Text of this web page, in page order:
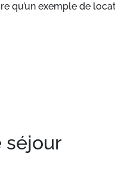
qu’un exemple de
Preyrand est relié au
séjour